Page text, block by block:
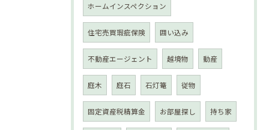
ホームインスペクション
住宅売買瑕疵保険 囲い込み
不動産エージェント 越境物 動産
庭木 庭石 石灯篭 従物
固定資産税精算金 お部屋探し 持ち家